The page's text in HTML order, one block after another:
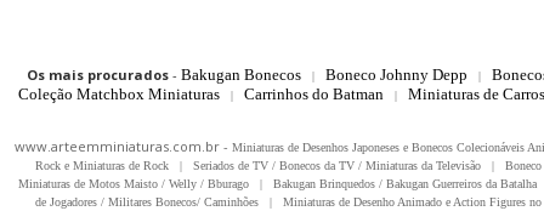
Os mais procurados- Bakugan Bonecos | Boneco Johnny Depp |
Coleção Matchbox Miniaturas
| Carrinhos do Batman | Miniaturas de
www.arteemminiaturas.com.br - Miniaturas de Desenhos Japoneses e Bonecos Colecionáveis
Rock e Miniaturas de Rock
| Seriados de TV / Bonecos da TV / Miniaturas da Televisão |
Miniaturas de Motos Maisto / Welly / Bburago
| Bakugan Brinquedos / Bakugan Guerreiros da Batalha
de Jogadores / Militares Bonecos/ Caminhões
|
Miniaturas de Desenho Animado e Action Figures